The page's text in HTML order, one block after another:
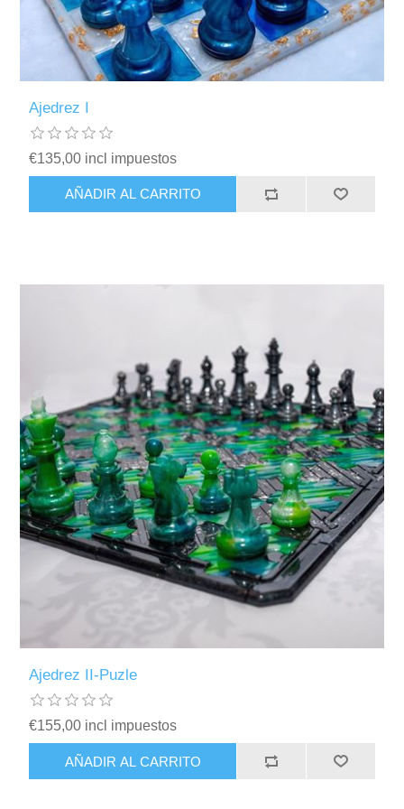
Ajedrez I
€135,00 incl impuestos
AÑADIR AL CARRITO
Ajedrez II-Puzle
€155,00 incl impuestos
AÑADIR AL CARRITO